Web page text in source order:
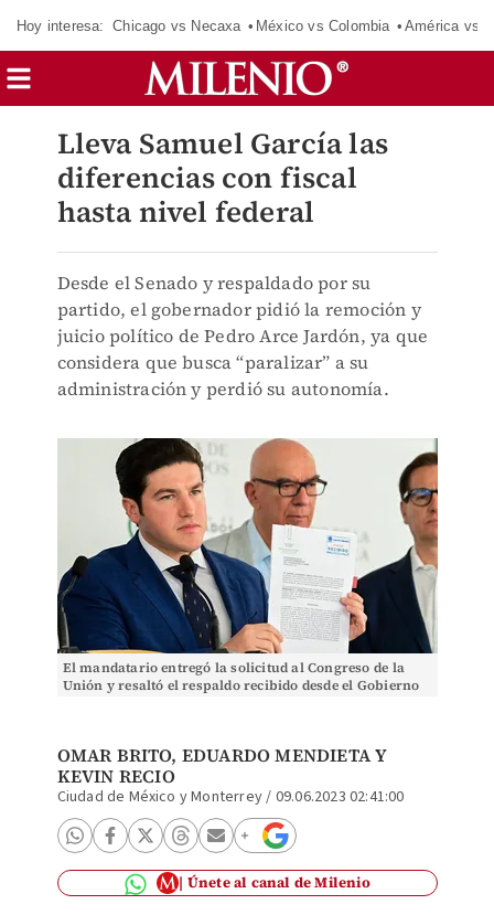
Hoy interesa: Chicago vs Necaxa México vs Colombia América vs
Lleva Samuel García las
diferencias con fiscal
hasta nivel federal
Desde el Senado y respaldado por su
partido, el gobernador pidió la remoción y
juicio político de Pedro Arce Jardón, ya que
considera que busca “paralizar” a su
administración y perdió su autonomía.
El mandatario entregó la solicitud al Congreso de la
Unión y resaltó el respaldo recibido desde el Gobierno
OMAR BRITO, EDUARDO MENDIETA Y
KEVIN RECIO
Ciudad de México y Monterrey/ 09.06.2023 02:41:00
Únete al canal de Milenio